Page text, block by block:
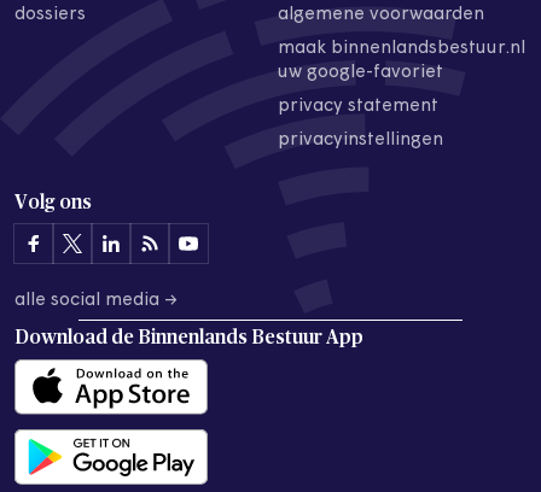
dossiers
algemene voorwaarden
maak binnenlandsbestuur.nl
uw google-favoriet
privacy statement
privacyinstellingen
Volg ons
alle social media →
Download de Binnenlands Bestuur App